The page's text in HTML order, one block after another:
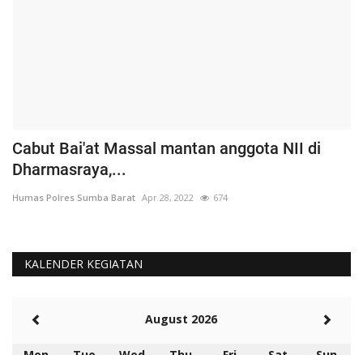
Cabut Bai'at Massal mantan anggota NII di
Dharmasraya,...
Humas Polres Sumba Barat Apr 28, 2022 674
KALENDER KEGIATAN
August 2026